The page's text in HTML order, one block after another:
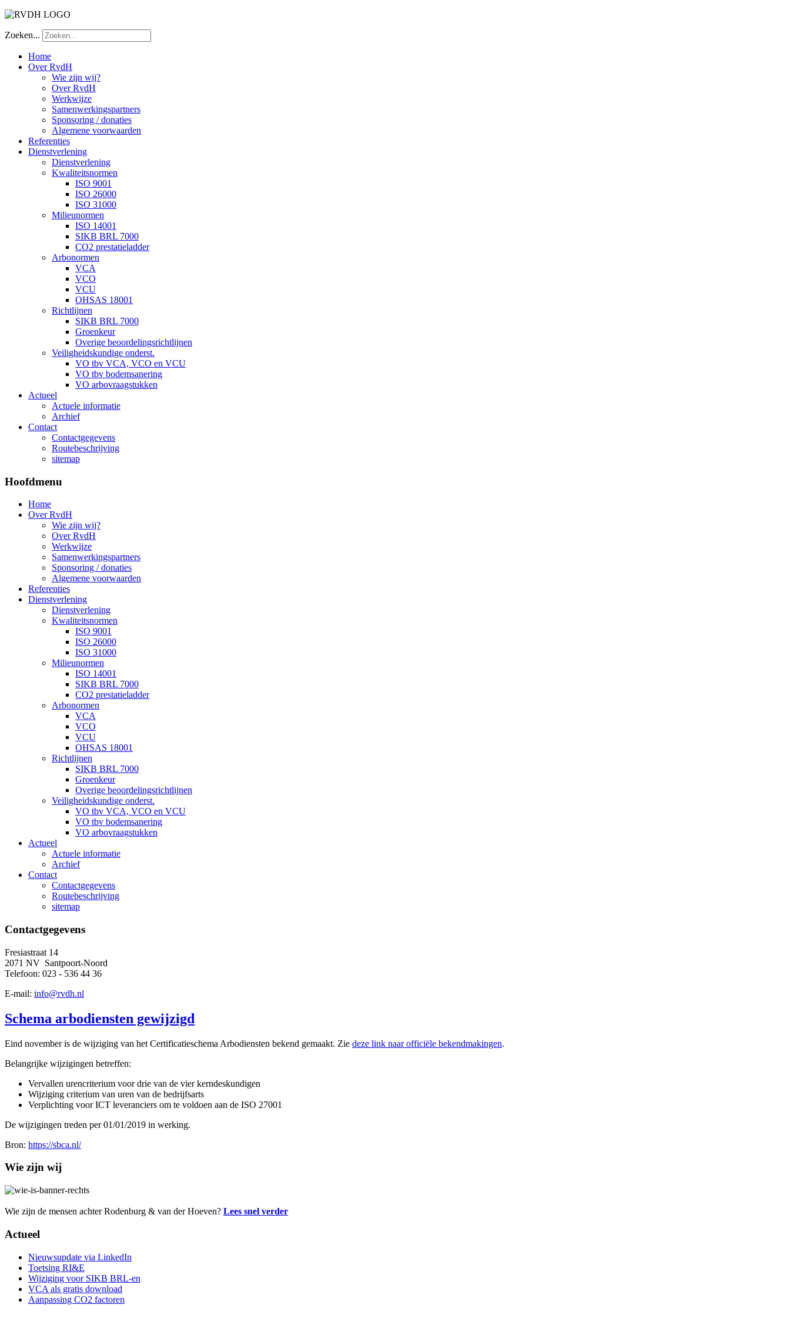
Zoeken...
Home
Over RvdH
Wie zijn wij?
Over RvdH
Werkwijze
Samenwerkingspartners
Sponsoring / donaties
Algemene voorwaarden
Referenties
Dienstverlening
Dienstverlening
Kwaliteitsnormen
ISO 9001
ISO 26000
ISO 31000
Milieunormen
ISO 14001
SIKB BRL 7000
CO2 prestatieladder
Arbonormen
VCA
VCO
VCU
OHSAS 18001
Richtlijnen
SIKB BRL 7000
Groenkeur
Overige beoordelingsrichtlijnen
Veiligheidskundige onderst.
VO tbv VCA, VCO en VCU
VO tbv bodemsanering
VO arbovraagstukken
Actueel
Actuele informatie
Archief
Contact
Contactgegevens
Routebeschrijving
sitemap
Hoofdmenu
Home
Over RvdH
Wie zijn wij?
Over RvdH
Werkwijze
Samenwerkingspartners
Sponsoring / donaties
Algemene voorwaarden
Referenties
Dienstverlening
Dienstverlening
Kwaliteitsnormen
ISO 9001
ISO 26000
ISO 31000
Milieunormen
ISO 14001
SIKB BRL 7000
CO2 prestatieladder
Arbonormen
VCA
VCO
VCU
OHSAS 18001
Richtlijnen
SIKB BRL 7000
Groenkeur
Overige beoordelingsrichtlijnen
Veiligheidskundige onderst.
VO tbv VCA, VCO en VCU
VO tbv bodemsanering
VO arbovraagstukken
Actueel
Actuele informatie
Archief
Contact
Contactgegevens
Routebeschrijving
sitemap
Contactgegevens
Fresiastraat 14
2071 NV Santpoort-Noord
Telefoon: 023 - 536 44 36
E-mail: info@rvdh.nl
Schema arbodiensten gewijzigd
Eind november is de wijziging van het Certificatieschema Arbodiensten bekend gemaakt. Zie deze link naar officiële bekendmakingen.
Belangrijke wijzigingen betreffen:
Vervallen urencriterium voor drie van de vier kerndeskundigen
Wijziging criterium van uren van de bedrijfsarts
Verplichting voor ICT leveranciers om te voldoen aan de ISO 27001
De wijzigingen treden per 01/01/2019 in werking.
Bron: https://sbca.nl/
Wie zijn wij
Wie zijn de mensen achter Rodenburg & van der Hoeven? Lees snel verder
Actueel
Nieuwsupdate via LinkedIn
Toetsing RI&E
Wijziging voor SIKB BRL-en
VCA als gratis download
Aanpassing CO2 factoren